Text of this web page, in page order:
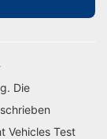
Die
Vehicles Test